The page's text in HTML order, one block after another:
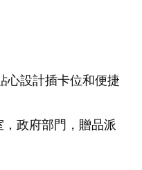
心設計插卡位和便捷
政府部門，贈品派